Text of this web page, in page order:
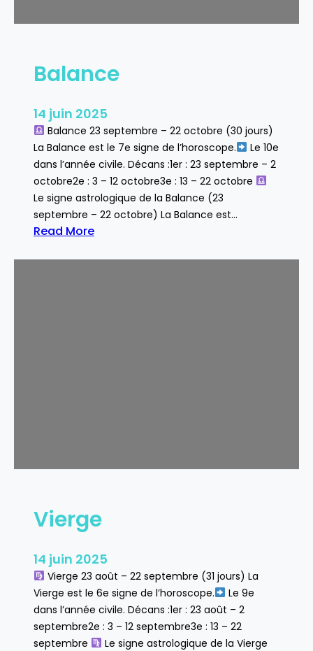
Balance
14 juin 2025
Balance 23 septembre – 22 octobre (30 jours)
La Balance est le 7e signe de l’horoscope.
Le 10e
dans l’année civile. Décans :1er : 23 septembre – 2
octobre2e : 3 – 12 octobre3e : 13 – 22 octobre
Le signe astrologique de la Balance (23
septembre – 22 octobre) La Balance est…
Read More
B
Vierge
14 juin 2025
Vierge 23 août – 22 septembre (31 jours) La
Vierge est le 6e signe de l’horoscope.
Le 9e
dans l’année civile. Décans :1er : 23 août – 2
septembre2e : 3 – 12 septembre3e : 13 – 22
septembre
Le signe astrologique de la Vierge